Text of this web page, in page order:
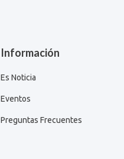
Información
Es Noticia
Eventos
Preguntas Frecuentes